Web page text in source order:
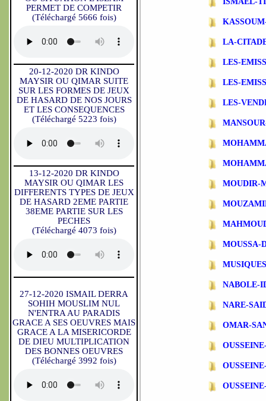
PERMET DE COMPETIR
(Téléchargé 5666 fois)
20-12-2020 DR KINDO
MAYSIR OU QIMAR SUITE
SUR LES FORMES DE JEUX
DE HASARD DE NOS JOURS
ET LES CONSEQUENCES
(Téléchargé 5223 fois)
13-12-2020 DR KINDO
MAYSIR OU QIMAR LES
DIFFERENTS TYPES DE JEUX
DE HASARD 2EME PARTIE
38EME PARTIE SUR LES
PECHES
(Téléchargé 4073 fois)
27-12-2020 ISMAIL DERRA
SOHIH MOUSLIM NUL
N'ENTRA AU PARADIS
GRACE A SES OEUVRES MAIS
GRACE A LA MISERICORDE
DE DIEU MULTIPLICATION
DES BONNES OEUVRES
(Téléchargé 3992 fois)
LA-
LES-
LES-
LES-
MOUDIR-
MOUSSA-
NABOLE-
NARE-
OMAR-